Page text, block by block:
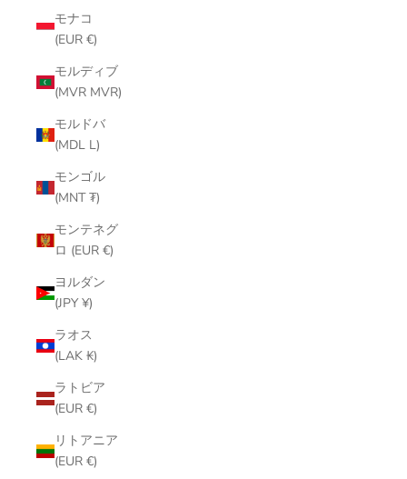
モナコ
(EUR €)
モルディブ
(MVR MVR)
モルドバ
(MDL L)
モンゴル
(MNT ₮)
モンテネグ
ロ (EUR €)
ヨルダン
(JPY ¥)
ラオス
(LAK ₭)
ラトビア
(EUR €)
リトアニア
(EUR €)